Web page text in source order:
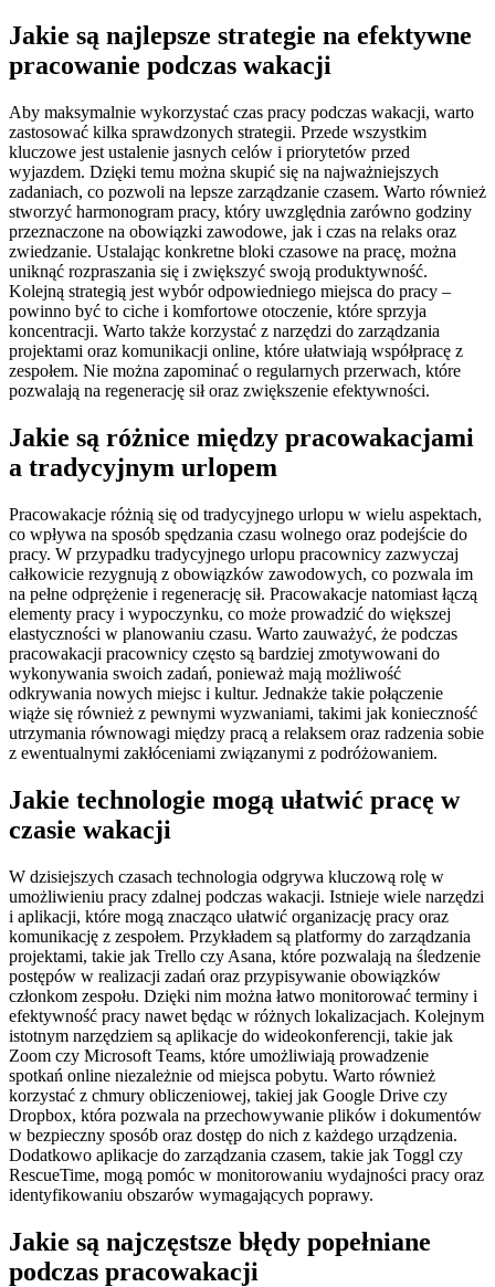
Jakie są najlepsze strategie na efektywne
pracowanie podczas wakacji
Aby maksymalnie wykorzystać czas pracy podczas wakacji, warto
zastosować kilka sprawdzonych strategii. Przede wszystkim
kluczowe jest ustalenie jasnych celów i priorytetów przed
wyjazdem. Dzięki temu można skupić się na najważniejszych
zadaniach, co pozwoli na lepsze zarządzanie czasem. Warto również
stworzyć harmonogram pracy, który uwzględnia zarówno godziny
przeznaczone na obowiązki zawodowe, jak i czas na relaks oraz
zwiedzanie. Ustalając konkretne bloki czasowe na pracę, można
uniknąć rozpraszania się i zwiększyć swoją produktywność.
Kolejną strategią jest wybór odpowiedniego miejsca do pracy –
powinno być to ciche i komfortowe otoczenie, które sprzyja
koncentracji. Warto także korzystać z narzędzi do zarządzania
projektami oraz komunikacji online, które ułatwiają współpracę z
zespołem. Nie można zapominać o regularnych przerwach, które
pozwalają na regenerację sił oraz zwiększenie efektywności.
Jakie są różnice między pracowakacjami
a tradycyjnym urlopem
Pracowakacje różnią się od tradycyjnego urlopu w wielu aspektach,
co wpływa na sposób spędzania czasu wolnego oraz podejście do
pracy. W przypadku tradycyjnego urlopu pracownicy zazwyczaj
całkowicie rezygnują z obowiązków zawodowych, co pozwala im
na pełne odprężenie i regenerację sił. Pracowakacje natomiast łączą
elementy pracy i wypoczynku, co może prowadzić do większej
elastyczności w planowaniu czasu. Warto zauważyć, że podczas
pracowakacji pracownicy często są bardziej zmotywowani do
wykonywania swoich zadań, ponieważ mają możliwość
odkrywania nowych miejsc i kultur. Jednakże takie połączenie
wiąże się również z pewnymi wyzwaniami, takimi jak konieczność
utrzymania równowagi między pracą a relaksem oraz radzenia sobie
z ewentualnymi zakłóceniami związanymi z podróżowaniem.
Jakie technologie mogą ułatwić pracę w
czasie wakacji
W dzisiejszych czasach technologia odgrywa kluczową rolę w
umożliwieniu pracy zdalnej podczas wakacji. Istnieje wiele narzędzi
i aplikacji, które mogą znacząco ułatwić organizację pracy oraz
komunikację z zespołem. Przykładem są platformy do zarządzania
projektami, takie jak Trello czy Asana, które pozwalają na śledzenie
postępów w realizacji zadań oraz przypisywanie obowiązków
członkom zespołu. Dzięki nim można łatwo monitorować terminy i
efektywność pracy nawet będąc w różnych lokalizacjach. Kolejnym
istotnym narzędziem są aplikacje do wideokonferencji, takie jak
Zoom czy Microsoft Teams, które umożliwiają prowadzenie
spotkań online niezależnie od miejsca pobytu. Warto również
korzystać z chmury obliczeniowej, takiej jak Google Drive czy
Dropbox, która pozwala na przechowywanie plików i dokumentów
w bezpieczny sposób oraz dostęp do nich z każdego urządzenia.
Dodatkowo aplikacje do zarządzania czasem, takie jak Toggl czy
RescueTime, mogą pomóc w monitorowaniu wydajności pracy oraz
identyfikowaniu obszarów wymagających poprawy.
Jakie są najczęstsze błędy popełniane
podczas pracowakacji